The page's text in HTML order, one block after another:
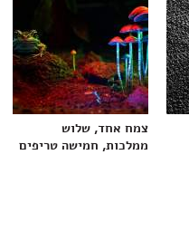
צמח אחד, שלוש
ממלכות, חמישה טריפים